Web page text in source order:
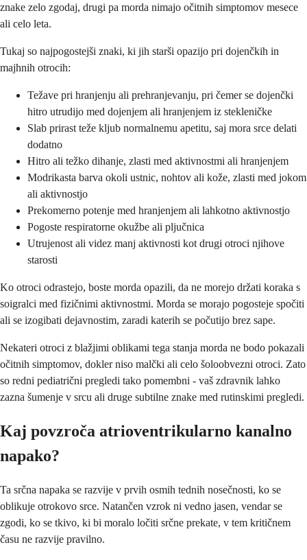
znake zelo zgodaj, drugi pa morda nimajo očitnih simptomov mesece
ali celo leta.
Tukaj so najpogostejši znaki, ki jih starši opazijo pri dojenčkih in
majhnih otrocih:
Težave pri hranjenju ali prehranjevanju, pri čemer se dojenčki
hitro utrudijo med dojenjem ali hranjenjem iz stekleničke
Slab prirast teže kljub normalnemu apetitu, saj mora srce delati
dodatno
Hitro ali težko dihanje, zlasti med aktivnostmi ali hranjenjem
Modrikasta barva okoli ustnic, nohtov ali kože, zlasti med jokom
ali aktivnostjo
Prekomerno potenje med hranjenjem ali lahkotno aktivnostjo
Pogoste respiratorne okužbe ali pljučnica
Utrujenost ali videz manj aktivnosti kot drugi otroci njihove
starosti
Ko otroci odrastejo, boste morda opazili, da ne morejo držati koraka s
soigralci med fizičnimi aktivnostmi. Morda se morajo pogosteje spočiti
ali se izogibati dejavnostim, zaradi katerih se počutijo brez sape.
Nekateri otroci z blažjimi oblikami tega stanja morda ne bodo pokazali
očitnih simptomov, dokler niso malčki ali celo šoloobvezni otroci. Zato
so redni pediatrični pregledi tako pomembni - vaš zdravnik lahko
zazna šumenje v srcu ali druge subtilne znake med rutinskimi pregledi.
Kaj povzroča atrioventrikularno kanalno
napako?
Ta srčna napaka se razvije v prvih osmih tednih nosečnosti, ko se
oblikuje otrokovo srce. Natančen vzrok ni vedno jasen, vendar se
zgodi, ko se tkivo, ki bi moralo ločiti srčne prekate, v tem kritičnem
času ne razvije pravilno.